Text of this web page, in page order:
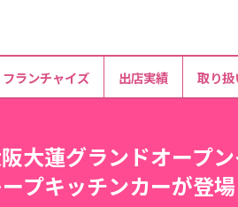
大蓮グランドオープ
プキッチンカーが登
フランチャイズ 出店実績 取り扱